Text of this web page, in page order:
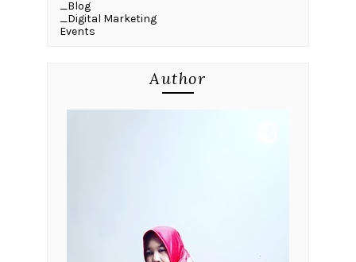
_Blog
_Digital Marketing
Events
Author